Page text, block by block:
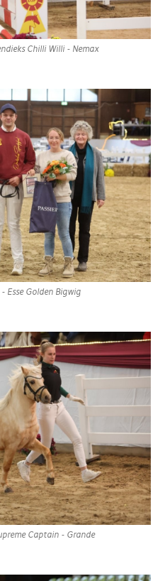
Chilli Willi - Nemax
Esse Golden Bigwig
Captain - Grande